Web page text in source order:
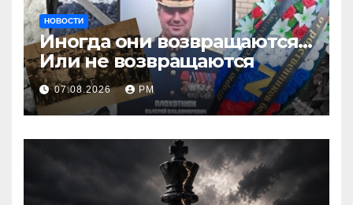
НОВОСТИ
Иногда они возвращаются…
Или не возвращаются
07.08.2026 РМ